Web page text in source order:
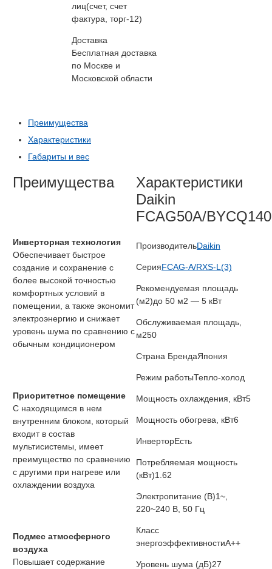
лиц(счет, счет
фактура, торг-12)
Доставка
Бесплатная доставка
по Москве и
Московской области
Преимущества
Характеристики
Габариты и вес
Преимущества
Инверторная технология
Обеспечивает быстрое
создание и сохранение с
более высокой точностью
комфортных условий в
помещении, а также экономит
электроэнергию и снижает
уровень шума по сравнению с
обычным кондиционером
Приоритетное помещение
С находящимся в нем
внутренним блоком, который
входит в состав
мультисистемы, имеет
преимущество по сравнению
с другими при нагреве или
охлаждении воздуха
Подмес атмосферного
воздуха
Повышает содержание
Характеристики
Daikin
FCAG50A/
ПроизводительDaikin
СерияFCAG-A/RXS-L(3)
Рекомендуемая площадь
(м2)до 50 м2 — 5 кВт
Обслуживаемая площадь,
м250
Страна БрендаЯпония
Режим работыТепло-холод
Мощность охлаждения, кВт5
Мощность обогрева, кВт6
ИнверторЕсть
Потребляемая мощность
(кВт)1.62
Электропитание (В)1~,
220~240 В, 50 Гц
Класс
энергоэффективностиA++
Уровень шума (дБ)27